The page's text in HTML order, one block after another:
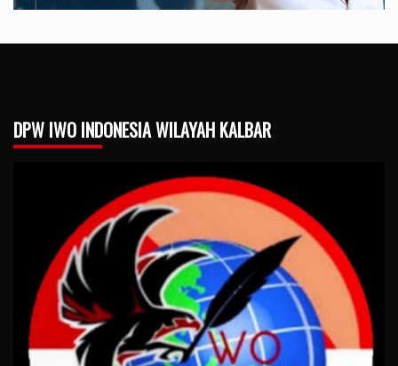
DPW IWO INDONESIA WILAYAH KALBAR